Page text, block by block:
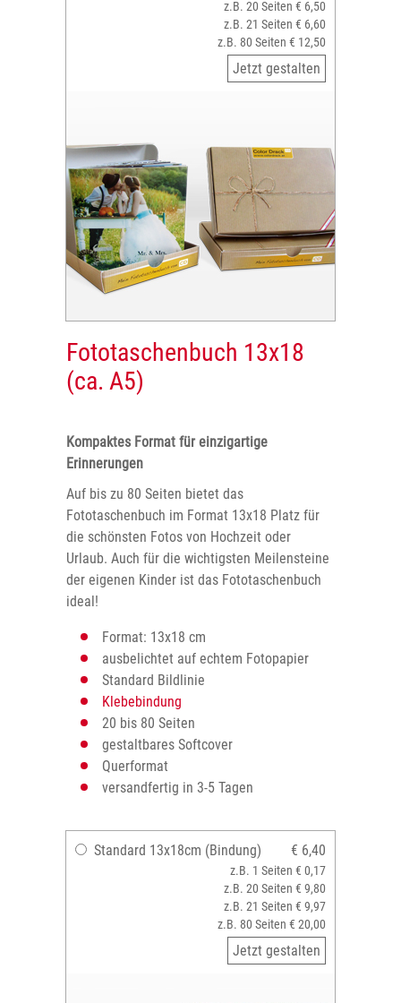
z.B. 20 Seiten € 6,50
z.B. 21 Seiten € 6,60
z.B. 80 Seiten € 12,50
Jetzt gestalten
Fototaschenbuch 13x18
(ca. A5)
Kompaktes Format für einzigartige
Erinnerungen
Auf bis zu 80 Seiten bietet das
Fototaschenbuch im Format 13x18 Platz für
die schönsten Fotos von Hochzeit oder
Urlaub. Auch für die wichtigsten Meilensteine
der eigenen Kinder ist das Fototaschenbuch
ideal!
Format: 13x18 cm
ausbelichtet auf echtem Fotopapier
Standard Bildlinie
Klebebindung
20 bis 80 Seiten
gestaltbares Softcover
Querformat
versandfertig in 3-5 Tagen
Standard 13x18cm (Bindung) € 6,40
z.B. 1 Seiten € 0,17
z.B. 20 Seiten € 9,80
z.B. 21 Seiten € 9,97
z.B. 80 Seiten € 20,00
Jetzt gestalten